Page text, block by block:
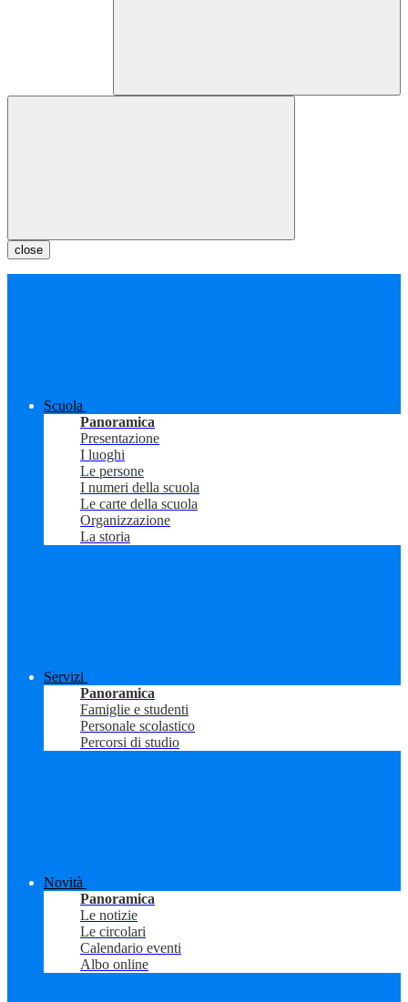
close
Scuola
Panoramica
Presentazione
I luoghi
Le persone
I numeri della scuola
Le carte della scuola
Organizzazione
La storia
Servizi
Panoramica
Famiglie e studenti
Personale scolastico
Percorsi di studio
Novità
Panoramica
Le notizie
Le circolari
Calendario eventi
Albo online